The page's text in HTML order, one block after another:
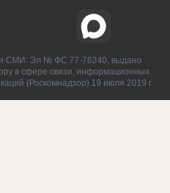
СМИ: Эл № ФС 77-76240, выдано
в сфере связи, информационных
(Роскомнадзор) 19 июля 2019 г.